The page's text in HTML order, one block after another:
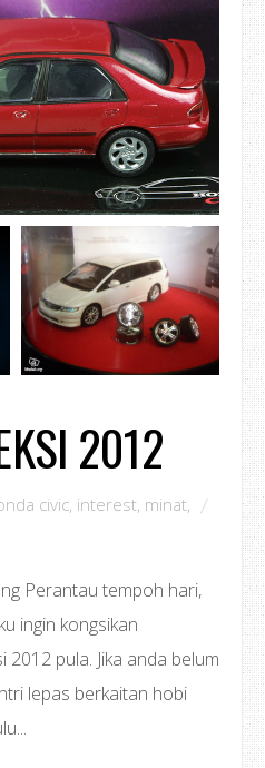
2012
civic, interest, minat,
Perantau tempoh hari,
ingin kongsikan
pula. Jika anda belum
lepas berkaitan hobi